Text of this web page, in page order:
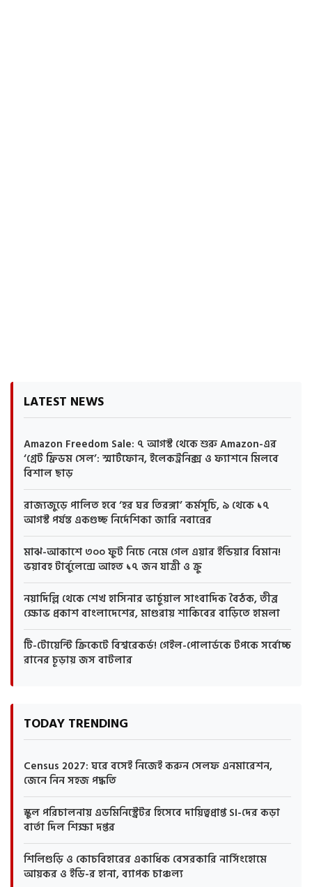
LATEST NEWS
Amazon Freedom Sale: ৭ আগস্ট থেকে শুরু Amazon-এর
‘গ্রেট ফ্রিডম সেল’: স্মার্টফোন, ইলেকট্রনিক্স ও ফ্যাশনে মিলবে
বিশাল ছাড়
রাজ্যজুড়ে পালিত হবে ‘হর ঘর তিরঙ্গা’ কর্মসূচি, ৯ থেকে ১৭
আগস্ট পর্যন্ত একগুচ্ছ নির্দেশিকা জারি নবান্নের
মাঝ-আকাশে ৩০০ ফুট নিচে নেমে গেল এয়ার ইন্ডিয়ার বিমান!
ভয়াবহ টার্বুলেন্সে আহত ১৭ জন যাত্রী ও ক্রু
নয়াদিল্লি থেকে শেখ হাসিনার ভার্চুয়াল সাংবাদিক বৈঠক, তীব্র
ক্ষোভ প্রকাশ বাংলাদেশের, মাগুরায় শাকিবের বাড়িতে হামলা
টি-টোয়েন্টি ক্রিকেটে বিশ্বরেকর্ড! গেইল-পোলার্ডকে টপকে সর্বোচ্চ
রানের চূড়ায় জস বাটলার
TODAY TRENDING
Census 2027: ঘরে বসেই নিজেই করুন সেলফ এনমারেশন,
জেনে নিন সহজ পদ্ধতি
স্কুল পরিচালনায় এডমিনিস্ট্রেটর হিসেবে দায়িত্বপ্রাপ্ত SI-দের কড়া
বার্তা দিল শিক্ষা দপ্তর
শিলিগুড়ি ও কোচবিহারের একাধিক বেসরকারি নার্সিংহোমে
আয়কর ও ইডি-র হানা, ব্যাপক চাঞ্চল্য